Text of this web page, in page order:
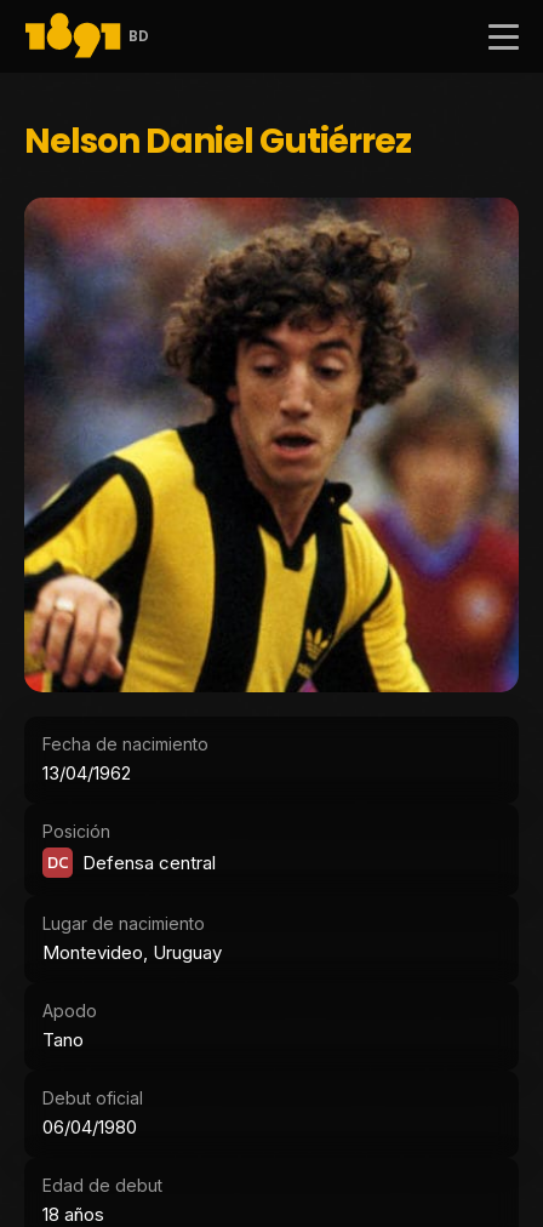
BD
Nelson Daniel Gutiérrez
Fecha de nacimiento
13/04/1962
Posición
DC Defensa central
Lugar de nacimiento
Montevideo, Uruguay
Apodo
Tano
Debut oficial
06/04/1980
Edad de debut
18 años